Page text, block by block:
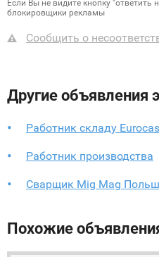
Если Вы не видите кнопку "ответить
блокировщики рекламы
Сообщить о
Другие объявления
Работник складу
Работник производства
Сварщик Mig Mag
Похожие